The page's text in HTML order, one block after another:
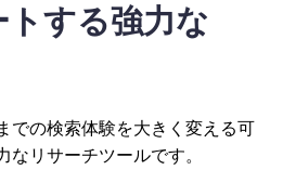
する強力な
での検索体験を大きく変える可
リサーチツールです。